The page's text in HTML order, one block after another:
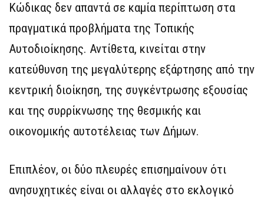
Κώδικας δεν απαντά σε καμία περίπτωση στα
πραγματικά προβλήματα της Τοπικής
Αυτοδιοίκησης. Αντίθετα, κινείται στην
κατεύθυνση της μεγαλύτερης εξάρτησης από την
κεντρική διοίκηση, της συγκέντρωσης εξουσίας
και της συρρίκνωσης της θεσμικής και
οικονομικής αυτοτέλειας των Δήμων.
Επιπλέον, οι δύο πλευρές επισημαίνουν ότι
ανησυχητικές είναι οι αλλαγές στο εκλογικό